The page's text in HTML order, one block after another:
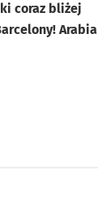
coraz bliżej
Arabia